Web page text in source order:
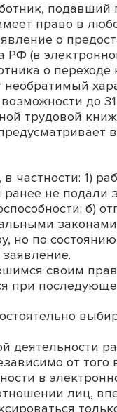
право в
о
РФ (в
о
необратимый
до
трудовой
частности: 1)
не
б)
но по
своим
при
деятельности
от
в
лиц,